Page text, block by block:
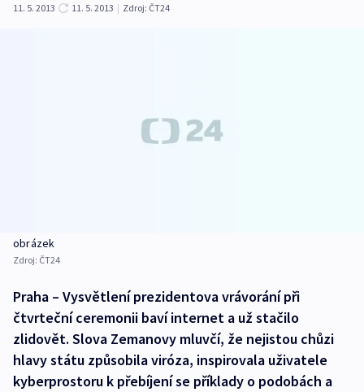
11. 5. 2013
11. 5. 2013 | Zdroj: ČT24
obrázek
Zdroj: ČT24
Praha – Vysvětlení prezidentova vrávorání při
čtvrteční ceremonii baví internet a už stačilo
zlidovět. Slova Zemanovy mluvčí, že nejistou chůzi
hlavy státu způsobila viróza, inspirovala uživatele
kyberprostoru k přebíjení se příklady o podobách a